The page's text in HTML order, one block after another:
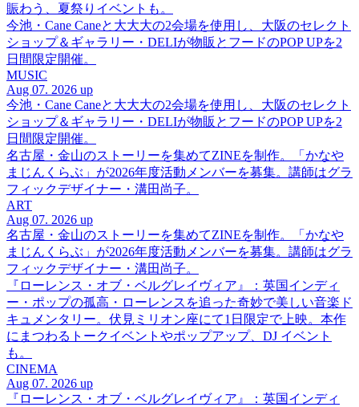
賑わう、夏祭りイベントも。
今池・Cane Caneと大大大の2会場を使用し、大阪のセレクト
ショップ＆ギャラリー・DELIが物販とフードのPOP UPを2
日間限定開催。
MUSIC
Aug 07. 2026 up
今池・Cane Caneと大大大の2会場を使用し、大阪のセレクト
ショップ＆ギャラリー・DELIが物販とフードのPOP UPを2
日間限定開催。
名古屋・金山のストーリーを集めてZINEを制作。「かなや
まじんくらぶ」が2026年度活動メンバーを募集。講師はグラ
フィックデザイナー・溝田尚子。
ART
Aug 07. 2026 up
名古屋・金山のストーリーを集めてZINEを制作。「かなや
まじんくらぶ」が2026年度活動メンバーを募集。講師はグラ
フィックデザイナー・溝田尚子。
『ローレンス・オブ・ベルグレイヴィア』：英国インディ
ー・ポップの孤高・ローレンスを追った奇妙で美しい音楽ド
キュメンタリー。伏見ミリオン座にて1日限定で上映。本作
にまつわるトークイベントやポップアップ、DJ イベント
も。
CINEMA
Aug 07. 2026 up
『ローレンス・オブ・ベルグレイヴィア』：英国インディ